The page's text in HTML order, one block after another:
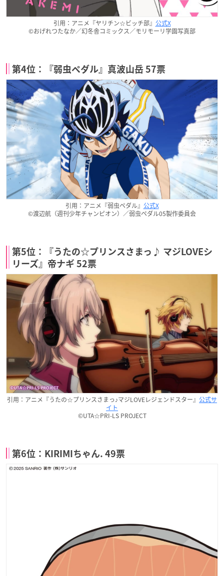
引用：アニメ『ヤリチン☆ビッチ部』 公式X
©おげれつたなか／幻冬舎コミックス／モリモーリ学園写真部
第4位：『弱虫ペダル』真波山岳 57票
引用：アニメ『弱虫ペダル』 公式X
©渡辺航（週刊少年チャンピオン）／弱虫ペダル05製作委員会
第5位：『うたの☆プリンスさまっ♪ マジLOVEシ
リーズ』帝ナギ 52票
引用：アニメ『うたの☆プリンスさまっ♪マジLOVEレジェンドスター』 公式サ
イト
©UTA☆PRI-LS PROJECT
第6位：KIRIMIちゃん. 49票